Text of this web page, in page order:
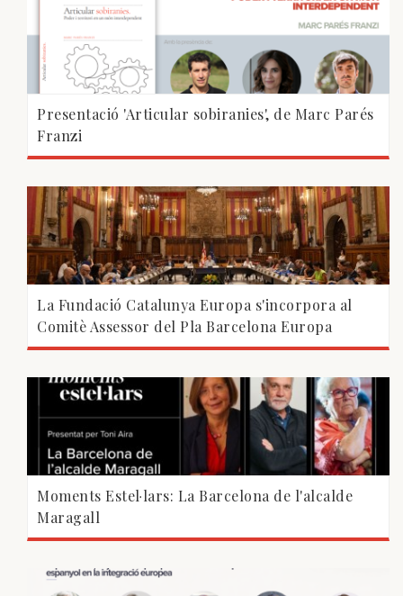
Presentació 'Articular sobiranies', de Marc Parés
Franzi
La Fundació Catalunya Europa s'incorpora al
Comitè Assessor del Pla Barcelona Europa
Moments Estel·lars: La Barcelona de l'alcalde
Maragall